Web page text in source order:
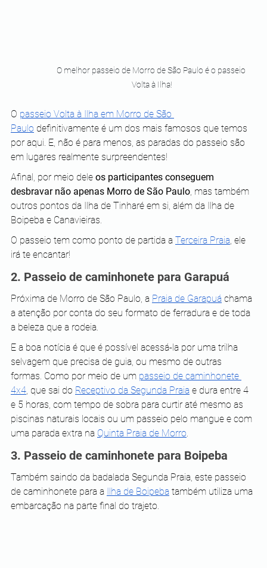
O melhor passeio de Morro de São Paulo é o passeio
Volta à Ilha!
O passeio Volta à Ilha em Morro de São
Paulo definitivamente é um dos mais famosos que temos
por aqui. E, não é para menos, as paradas do passeio são
em lugares realmente surpreendentes!
Afinal, por meio dele os participantes conseguem
desbravar não apenas Morro de São Paulo , mas também
outros pontos da Ilha de Tinharé em si, além da Ilha de
Boipeba e Canavieiras.
O passeio tem como ponto de partida a Terceira Praia , ele
irá te encantar!
2. Passeio de caminhonete para Garapuá
Próxima de Morro de São Paulo, a Praia de Garapuá chama
a atenção por conta do seu formato de ferradura e de toda
a beleza que a rodeia.
E a boa notícia é que é possível acessá-la por uma trilha
selvagem que precisa de guia, ou mesmo de outras
formas. Como por meio de um passeio de caminhonete
4x4 , que sai do Receptivo da Segunda Praia e dura entre 4
e 5 horas, com tempo de sobra para curtir até mesmo as
piscinas naturais locais ou um passeio pelo mangue e com
uma parada extra na Quinta Praia de Morro
3. Passeio de caminhonete para Boipeba
Também saindo da badalada Segunda Praia, este passeio
de caminhonete para a Ilha de Boipeba também utiliza uma
embarcação na parte final do trajeto.